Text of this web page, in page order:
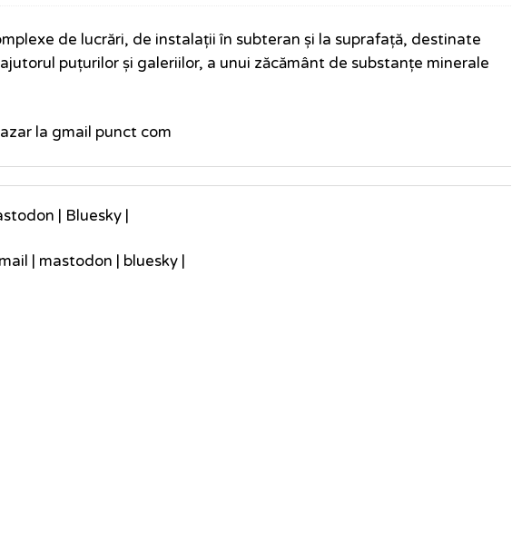
de lucrări, de instalații în subteran și la suprafață, destinate
puțurilor și galeriilor, a unui zăcământ de substanțe minerale
la gmail punct com
Bluesky
mastodon bluesky